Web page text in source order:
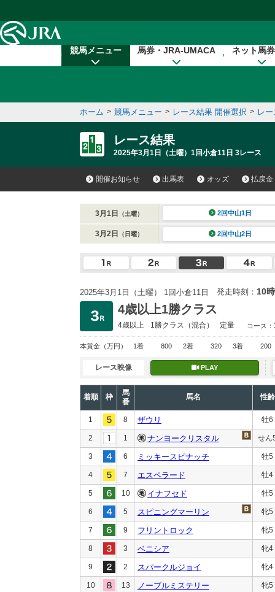
競馬メニュー 馬券・JRA-UMACA ネット馬
ホーム > 競馬メニュー > レース結果 開催選択 > レ
レース結果
2025年3月1日（土曜）1回小倉11日 3レース
開催お知らせ 出馬表 オッズ 払戻金
3月1日 （土曜） 2回中山1日
3月2日 （日曜） 2回中山2日
2025年3月1日（土曜） 1回小倉11日 発走時刻： 10
4歳以上1勝クラス
4歳以上 1勝クラス （混合） 定量 コース：
本賞金 （万円） 1着 800 2着 320 3着 200
レース映像 PLAY
着順 枠
馬
番
馬名 性齢
1 8 ザウリ 牡6
2 1 ナンヨークリスタル せん
3 6 ミッキースピナッチ 牡5
4 7 エスペラード 牡4
5 10 イナフセド 牡5
6 5 スピニングマーリン 牝5
7 9 フリントロック 牝5
8 3 ベニシア 牝4
9 2 スパークルジョイ 牝4
10 13 ノーブルミステリー 牝5